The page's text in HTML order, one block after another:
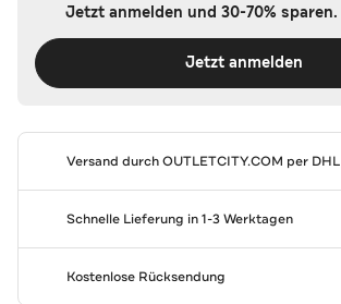
Jetzt anmelden und 30-70% sparen.
Jetzt anmelden
Versand durchOUTLETCITY.COM per DHL
Schnelle Lieferung in 1-3 Werktagen
Kostenlose Rücksendung